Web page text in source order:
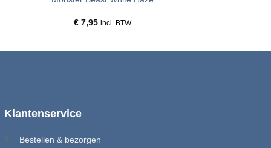
€ 7,95 incl. BTW
Klantenservice
Bestellen & bezorgen